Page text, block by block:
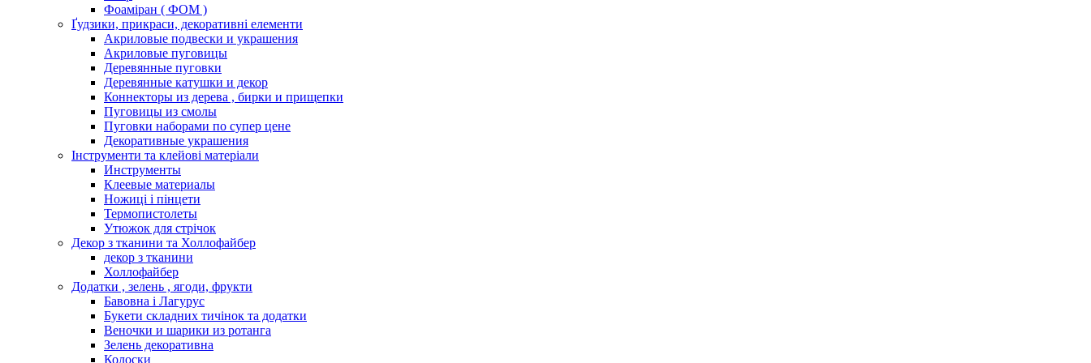
Фоаміран ( ФОМ )
Ґудзики, прикраси, декоративні елементи
Акриловые подвески и украшения
Акриловые пуговицы
Деревянные пуговки
Деревянные катушки и декор
Коннекторы из дерева , бирки и прищепки
Пуговицы из смолы
Пуговки наборами по супер цене
Декоративные украшения
Інструменти та клейові матеріали
Инструменты
Клеевые материалы
Ножиці і пінцети
Термопистолеты
Утюжок для стрічок
Декор з тканини та Холлофайбер
декор з тканини
Холлофайбер
Додатки , зелень , ягоди, фрукти
Бавовна і Лагурус
Букети складних тичінок та додатки
Веночки и шарики из ротанга
Зелень декоративна
Колоски